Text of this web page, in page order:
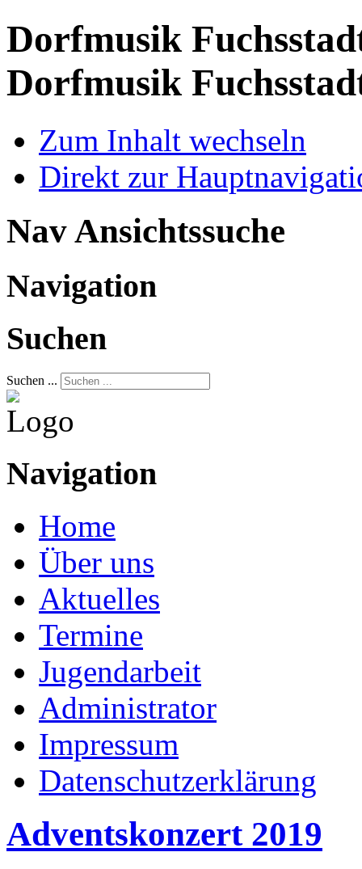
Dorfmusik
Dorfmusik
Zum Inhalt wechseln
Direkt zur
Nav Ansichtssuche
Navigation
Suchen
Suchen ...
Navigation
Home
Über uns
Aktuelles
Termine
Jugendarbeit
Administrator
Impressum
Datenschutzerklärung
Adventskonzert 2019